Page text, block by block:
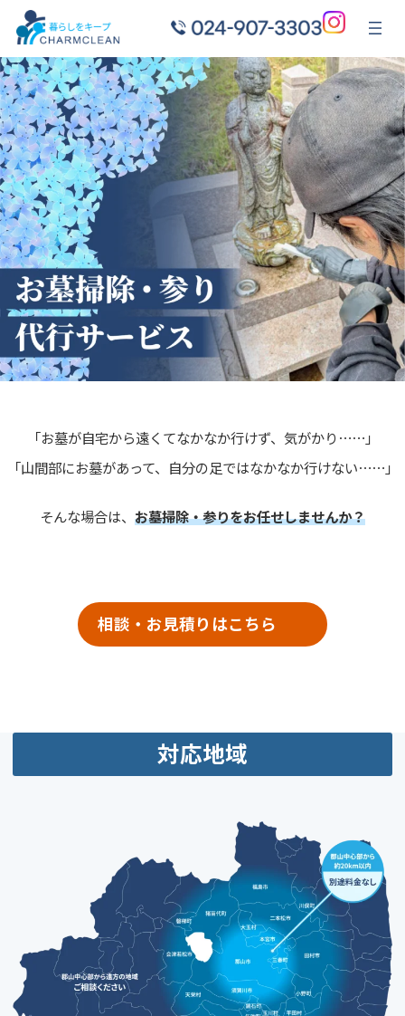
ス
キ
ッ
プ
「お墓が自宅から遠くてなかなか行けず、気がかり⋯⋯」
「山間部にお墓があって、自分の足ではなかなか行けない⋯⋯」
そんな場合は、 お墓掃除・参りをお任せしませんか？
相談・お見積りはこちら
対応地域